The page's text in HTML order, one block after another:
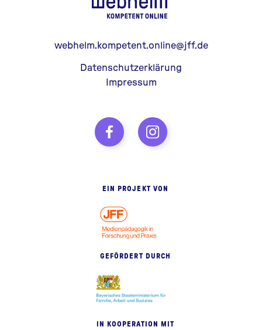
webhelm.kompetent.online@jff.de
Datenschutzerklärung
Impressum
EIN PROJEKT VON
GEFÖRDERT DURCH
IN KOOPERATION MIT